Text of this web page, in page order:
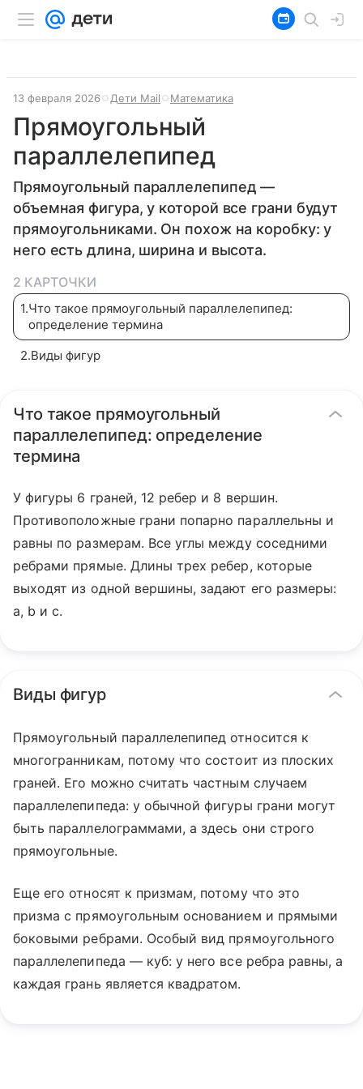
13 февраля 2026 Дети Mail Математика
Прямоугольный
параллелепипед
Прямоугольный параллелепипед —
объемная фигура, у которой все грани будут
прямоугольниками. Он похож на коробку: у
него есть длина, ширина и высота.
2 КАРТОЧКИ
1.Что такое прямоугольный параллелепипед:
определение термина
2.Виды фигур
Что такое прямоугольный
параллелепипед: определение
термина
У фигуры 6 граней, 12 ребер и 8 вершин.
Противоположные грани попарно параллельны и
равны по размерам. Все углы между соседними
ребрами прямые. Длины трех ребер, которые
выходят из одной вершины, задают его размеры:
a, b и c.
Виды фигур
Прямоугольный параллелепипед относится к
многогранникам, потому что состоит из плоских
граней. Его можно считать частным случаем
параллелепипеда: у обычной фигуры грани могут
быть параллелограммами, а здесь они строго
прямоугольные.
Еще его относят к призмам, потому что это
призма с прямоугольным основанием и прямыми
боковыми ребрами. Особый вид прямоугольного
параллелепипеда — куб: у него все ребра равны, а
каждая грань является квадратом.